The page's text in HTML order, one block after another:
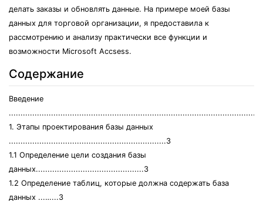
делать заказы и обновлять данные. На примере моей базы
данных для торговой организации, я предоставила к
рассмотрению и анализу практически все функции и
возможности Microsoft Accsess.
Содержание
Введение
1. Этапы проектирования базы данных
...................................................................3
1.1 Определение цели создания базы
данных..............................................3
1.2 Определение таблиц, которые должна содержать база
данных ...…...3